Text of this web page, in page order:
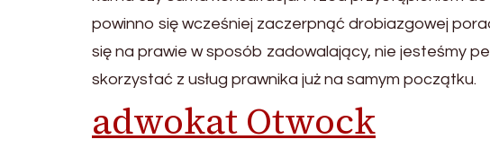
powinno się wcześniej zaczerpnąć drobiazgowej
się na prawie w sposób zadowalający, nie jesteśmy
skorzystać z usług prawnika już na samym początku.
adwokat Otwock